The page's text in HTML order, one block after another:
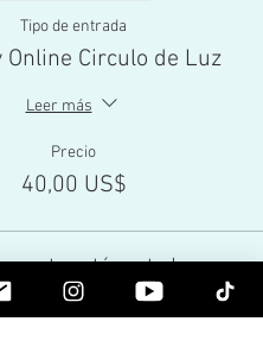
Tipo de entrada
Online Circulo de Luz
Leer más
Precio
40,00 US$
evento está agotado